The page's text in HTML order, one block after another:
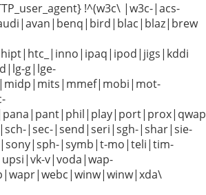
!^(w3c\ |w3c-|acs-
g|lge-
|sec-|send|seri|sgh-|shar|sie-
|symb|t-mo|teli|tim-
v|voda|wap-